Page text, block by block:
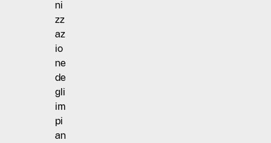
ni
zz
az
io
ne
de
gli
im
pi
an